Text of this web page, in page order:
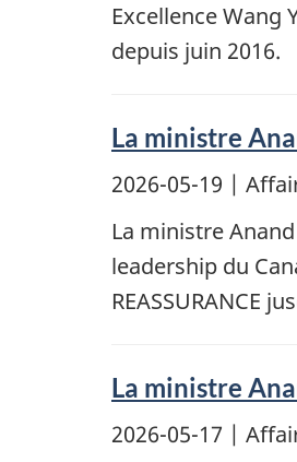
Excellence Wang
depuis juin 2016.
La ministre
2026-05-19 |
La ministre
leadership du
REASSURANCE
La ministre
2026-05-17 |